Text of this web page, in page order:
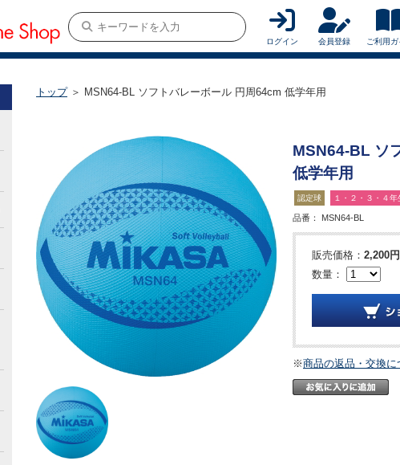
ログイン 会員登録 ご利用
トップ＞ MSN64-BL ソフトバレーボール 円周64cm 低学年用
MSN64-BL ソ
低学年用
認定球 １・２・３・４年
品番： MSN64-BL
販売価格： 2,200円
数量：
※商品の返品・交換に